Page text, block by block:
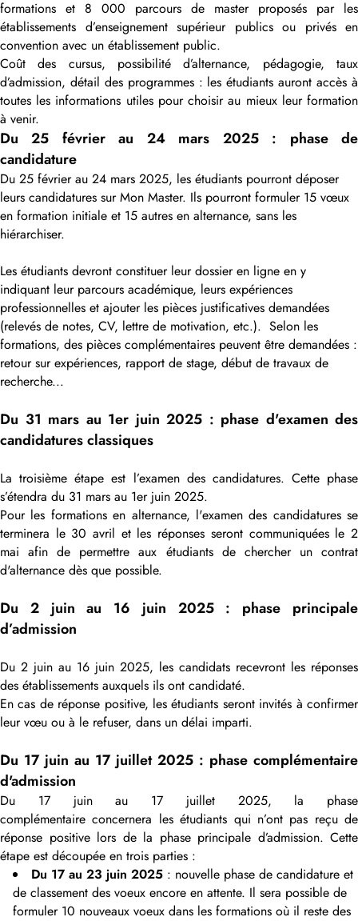
formations et 8 000 parcours de master proposés par les
établissements d’enseignement supérieur publics ou privés en
convention avec un établissement public.
Coût des cursus, possibilité d’alternance, pédagogie, taux
d’admission, détail des programmes : les étudiants auront accès à
toutes les informations utiles pour choisir au mieux leur formation
à venir.
Du 25 février au 24 mars 2025 : phase de
candidature
Du 25 février au 24 mars 2025, les étudiants pourront déposer
leurs candidatures sur Mon Master. Ils pourront formuler 15 vœux
en formation initiale et 15 autres en alternance, sans les
hiérarchiser.
Les étudiants devront constituer leur dossier en ligne en y
indiquant leur parcours académique, leurs expériences
professionnelles et ajouter les pièces justificatives demandées
(relevés de notes, CV, lettre de motivation, etc.). Selon les
formations, des pièces complémentaires peuvent être demandées :
retour sur expériences, rapport de stage, début de travaux de
recherche...
Du 31 mars au 1er juin 2025 : phase d'examen des
candidatures classiques
La troisième étape est l’examen des candidatures. Cette phase
s’étendra du 31 mars au 1er juin 2025.
Pour les formations en alternance, l'examen des candidatures se
terminera le 30 avril et les réponses seront communiquées le 2
mai afin de permettre aux étudiants de chercher un contrat
d'alternance dès que possible.
Du 2 juin au 16 juin 2025 : phase principale
d’admission
Du 2 juin au 16 juin 2025, les candidats recevront les réponses
des établissements auxquels ils ont candidaté.
En cas de réponse positive, les étudiants seront invités à confirmer
leur vœu ou à le refuser, dans un délai imparti.
Du 17 juin au 17 juillet 2025 : phase complémentaire
d'admission
Du 17 juin au 17 juillet 2025, la phase
complémentaire concernera les étudiants qui n’ont pas reçu de
réponse positive lors de la phase principale d’admission. Cette
étape est découpée en trois parties :
Du 17 au 23 juin 2025 : nouvelle phase de candidature et
de classement des voeux encore en attente. Il sera possible de
formuler 10 nouveaux voeux dans les formations où il reste des